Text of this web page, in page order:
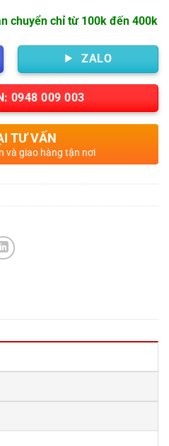
chuyển chỉ từ 100k đến 400k
ZALO
0948 009 003
TƯ VẤN
và giao hàng tận nơi